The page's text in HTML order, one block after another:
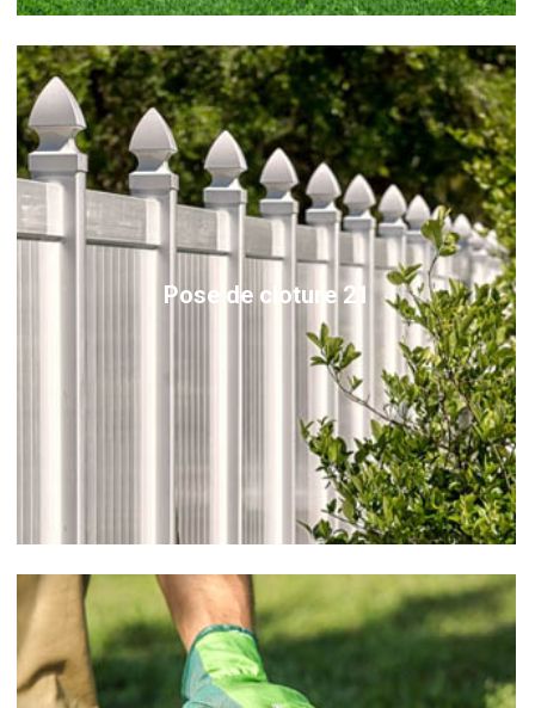
Pose de cloture 21